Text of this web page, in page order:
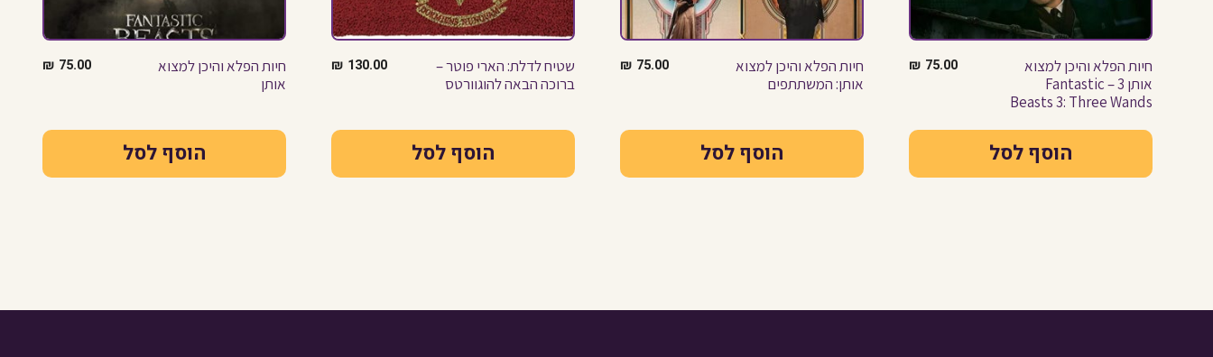
חיות הפלא והיכן למצוא
אותן 3 – Fantastic
Beasts 3: Three Wands
75.00
₪
הוסף לסל
חיות הפלא והיכן למצוא
אותן: המשתתפים
75.00
₪
הוסף לסל
שטיח לדלת: הארי פוטר –
ברוכה הבאה להוגוורטס
130.00
₪
הוסף לסל
חיות הפלא והיכן למצוא
אותן
75.00
₪
הוסף לסל